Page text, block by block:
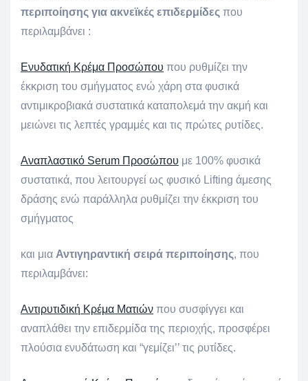
περιποίησης για ακνεϊκές επιδερμίδες που
περιλαμβάνει :
Ενυδατική Κρέμα Προσώπου που ρυθμίζει την
έκκριση του σμήγματος ενώ χάρη στα φυσικά
αντιμικροβιακά συστατικά καταπολεμά την ακμή και
μειώνει τις λεπτές γραμμές και τις πρώτες ρυτίδες.
Αναπλαστικό Serum Προσώπου με 100% φυσικά
συστατικά, που λειτουργεί ως φυσικό Lifting άμεσης
δράσης ενώ παράλληλα ρυθμίζει την έκκριση του
σμήγματος
και μια Αντιγηραντική σειρά περιποίησης, που
περιλαμβάνει:
Αντιρυτιδική Κρέμα Ματιών που συσφίγγει και
αναπλάθει την επιδερμίδα της περιοχής, προσφέρει
πλούσια ενυδάτωση και “γεμίζει’’ τις ρυτίδες.